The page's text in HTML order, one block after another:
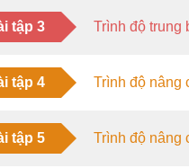
tập 3 Trình độ trung
tập 4 Trình độ nâng
tập 5 Trình độ nâng